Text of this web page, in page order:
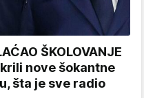
ŠKOLOVANJE
nove šokantne
šta je sve radio